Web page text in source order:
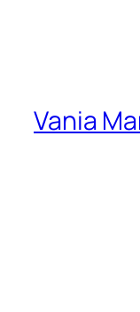
Vania